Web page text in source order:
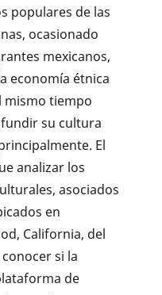
populares de las
ocasionado
mexicanos,
economía étnica
mismo tiempo
su cultura
El
analizar los
asociados
en
California, del
si la
de